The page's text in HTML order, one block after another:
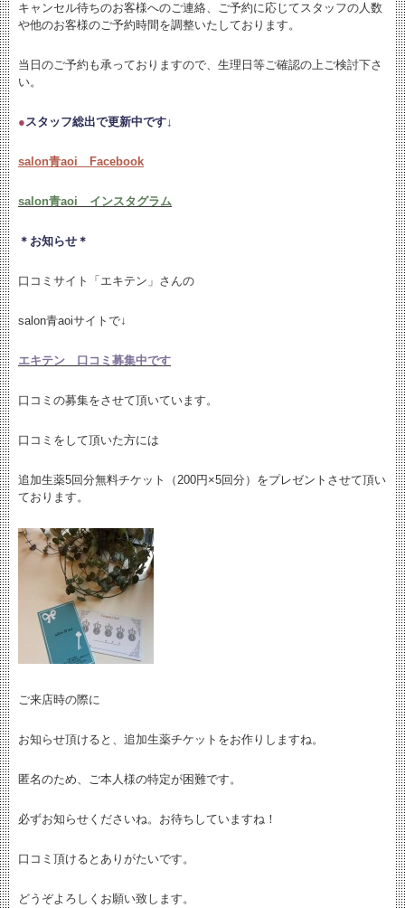
キャンセル待ちのお客様へのご連絡、ご予約に応じてスタッフの人数
や他のお客様のご予約時間を調整いたしております。
当日のご予約も承っておりますので、生理日等ご確認の上ご検討下さ
い。
●スタッフ総出で更新中です↓
salon青aoi Facebook
salon青aoi インスタグラム
＊お知らせ＊
口コミサイト「エキテン」さんの
salon青aoiサイトで↓
エキテン 口コミ募集中です
口コミの募集をさせて頂いています。
口コミをして頂いた方には
追加生薬5回分無料チケット（200円×5回分）をプレゼントさせて頂い
ております。
ご来店時の際に
お知らせ頂けると、追加生薬チケットをお作りしますね。
匿名のため、ご本人様の特定が困難です。
必ずお知らせくださいね。お待ちしていますね！
口コミ頂けるとありがたいです。
どうぞよろしくお願い致します。